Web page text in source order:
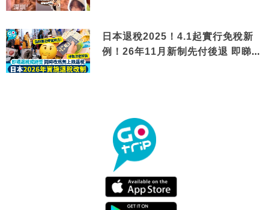
日本退稅2025！4.1起實行免稅新
例！26年11月新制先付後退 即睇步